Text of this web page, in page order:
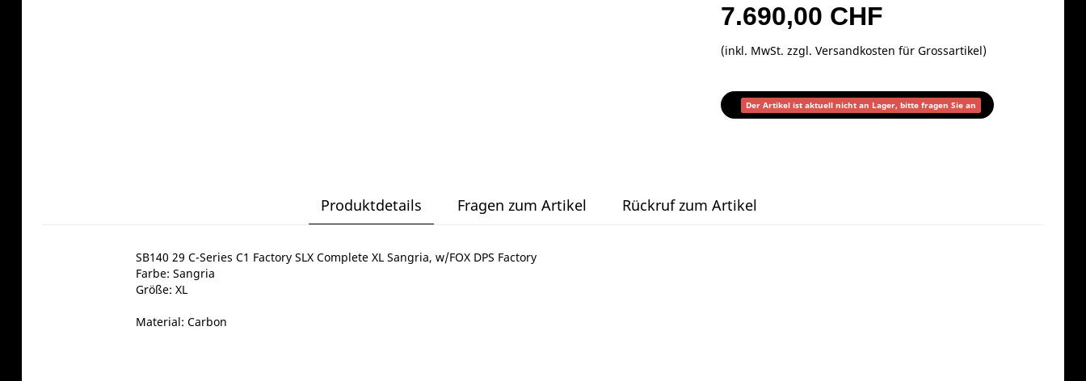
7.690,00 CHF
(inkl. MwSt. zzgl.Versandkosten für Grossartikel)
Der Artikel ist aktuell nicht an Lager, bitte fragen Sie an
Produktdetails Fragen zum Artikel Rückruf zum Artikel
SB140 29 C-Series C1 Factory SLX Complete XL Sangria, w/FOX DPS Factory
Farbe: Sangria
Größe: XL
Material: Carbon